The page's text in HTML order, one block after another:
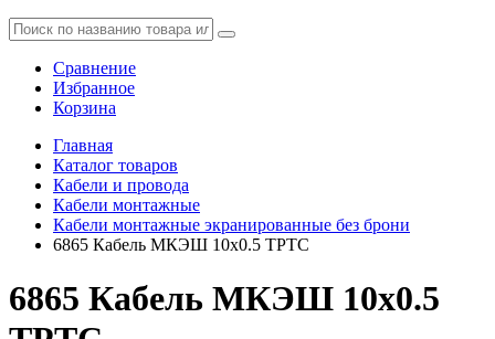
Сравнение
Избранное
Корзина
Главная
Каталог товаров
Кабели и провода
Кабели монтажные
Кабели монтажные экранированные без брони
6865 Кабель МКЭШ 10х0.5 ТРТС
6865 Кабель МКЭШ 10х0.5